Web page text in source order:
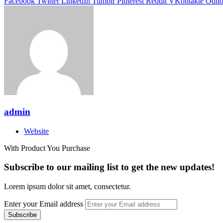
admin
Website
With Product You Purchase
Subscribe to our mailing list to get the new updates!
Lorem ipsum dolor sit amet, consectetur.
Enter your Email address